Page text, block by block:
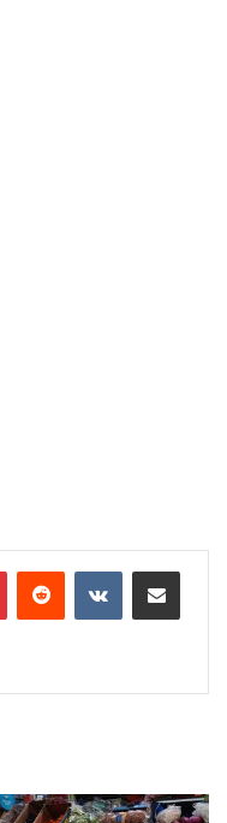
PinterestReddit VKontakteShare via Email